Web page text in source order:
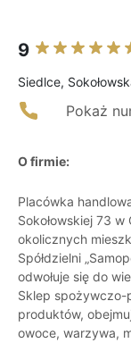
9
Siedlce,
Pokaż
O firmie:
Placówka
Sokołowskiej 73 w
okolicznych
Spółdzielni
odwołuje się do
Sklep spożywczo-
produktów,
owoce, warzywa,